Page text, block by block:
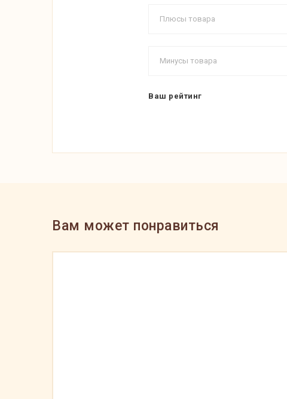
Ваш рейтинг
Вам может понравиться